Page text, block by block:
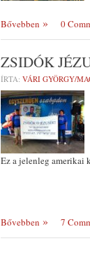
Bővebben 0
ZSIDÓK
ÍRTA: VÁRI GYÖRGY/
Ez a jelenleg amerikai
Bővebben 7